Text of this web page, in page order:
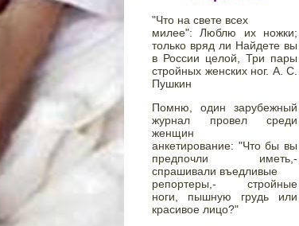
"Что на свете всех
милее": Люблю их ножки;
только вряд ли Найдете вы
в России целой, Три пары
стройных женских ног. А. С.
Пушкин
Помню, один зарубежный
журнал провел среди
женщин
анкетирование: "Что бы вы
предпочли иметь,-
спрашивали въедливые
репортеры,- стройные
ноги, пышную грудь или
красивое лицо?"